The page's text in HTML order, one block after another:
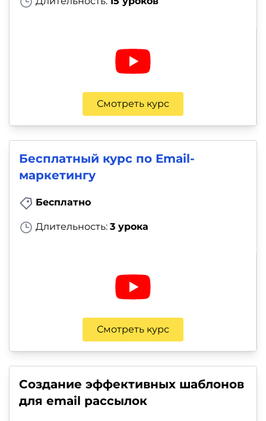
Смотреть курс
Бесплатный курс по Email-
маркетингу
Бесплатно
Длительность: 3 урока
Смотреть курс
Создание эффективных шаблонов
для email рассылок